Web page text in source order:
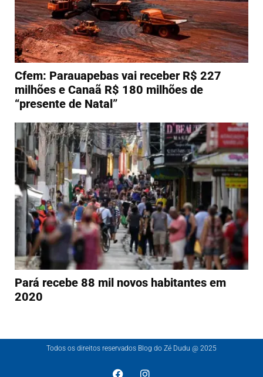
Cfem: Parauapebas vai receber R$ 227
milhões e Canaã R$ 180 milhões de
“presente de Natal”
Pará recebe 88 mil novos habitantes em
2020
Todos os direitos reservados Blog do Zé Dudu @ 2025